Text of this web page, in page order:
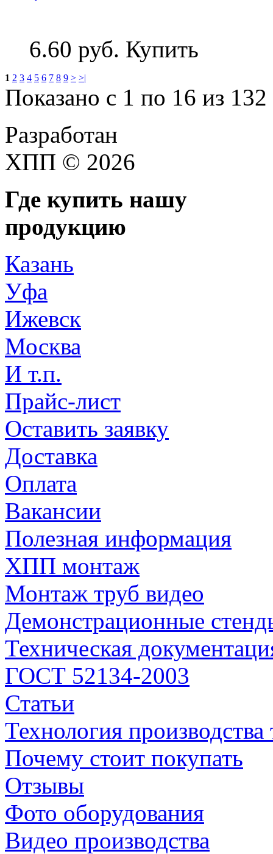
6.60 руб. Купить
1 2 3 4 5 6 7 8 9 > >|
Показано с 1 по 16 из 132
Разработан
ХПП © 2026
Где купить нашу
продукцию
Казань
Уфа
Ижевск
Москва
И т.п.
Прайс-лист
Оставить заявку
Доставка
Оплата
Вакансии
Полезная информация
ХПП монтаж
Монтаж труб видео
Демонстрационные
Техническая
ГОСТ 52134-2003
Статьи
Технология производства
Почему стоит покупать
Отзывы
Фото оборудования
Видео производства